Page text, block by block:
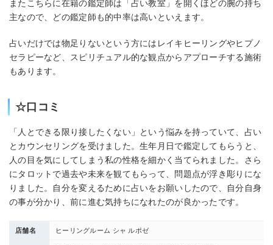
またこちらに在籍の鑑定師は「占い教室」を開くほどの腕の持ち
主なので、どの鑑定師も的中率は高いといえます。
占いだけでは物足りないという方にはレイキヒーリングやヒプノ
セラピーなど、スピリチュアル的な観点からアプローチする施術
もあります。
☆口コミ
「人とできる限り接したくない」という悩みを持っていて、占い
とカウンセリングを受けました。生年月日で鑑定してもらうと、
人の目を気にしてしまう私の性格を細かく当てられました。さら
にタロットで過去や未来を観てもらって、問題点が浮き彫りにな
りました。自分を変えるために占いをお願いしたので、自分自身
の事が分かり、前に進む気持ちになれたのが良かったです。
店舗名 ヒーリングルーム シャ ルポゼ